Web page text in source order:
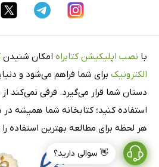
👋 سوالی دارید؟
با نصب اپلیکیشن کتابراه امکان شنیدن
الکترونیک برای شما فراهم می‌شود و
دستان شما قرار می‌گیرد. فرقی نمی‌کند از
استفاده کنید؛ کتابخانه شما همیشه
هر لحظه برای مطالعه بهترین استفاده را